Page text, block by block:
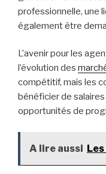
investissements, un
conséquence.
Être un bon agent
compétences.
communication
et leurs collègues,
pour réaliser des
efficacement les
logiciels de trading.